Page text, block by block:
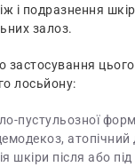
і подразнення
залоз.
застосування цього
лосьйону:
пустульозної
атопічний
шкіри після або